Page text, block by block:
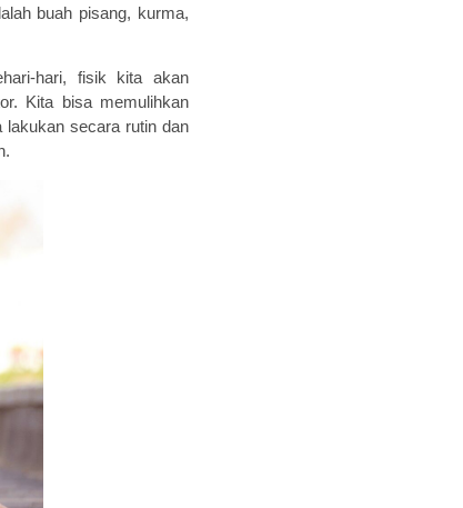
buah pisang, kurma,
hari, fisik kita akan
Kita bisa memulihkan
lakukan secara rutin dan